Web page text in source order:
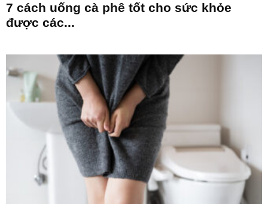
7 cách uống cà phê tốt cho sức khỏe
được các...